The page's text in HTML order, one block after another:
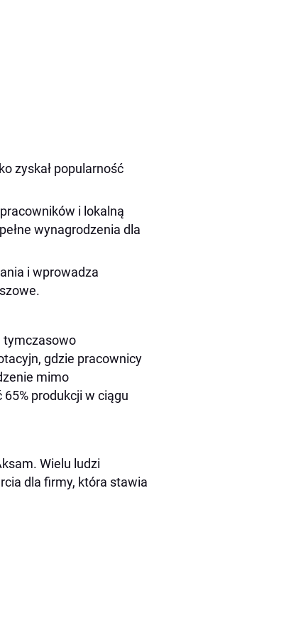
zyskał popularność
i lokalną
wynagrodzenia dla
i wprowadza
tymczasowo
gdzie pracownicy
mimo
produkcji w ciągu
Wielu ludzi
dla firmy, która stawia